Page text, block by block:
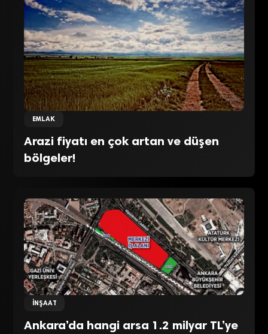
EMLAK
Arazi fiyatı en çok artan ve düşen
bölgeler!
İNŞAAT
Ankara’da hangi arsa 1.2 milyar TL’ye